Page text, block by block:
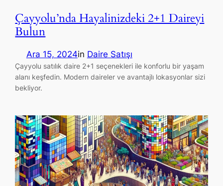
Çayyolu’nda Hayalinizdeki 2+1 Daireyi
Bulun
Ara 15, 2024in Daire Satışı
Çayyolu satılık daire 2+1 seçenekleri ile konforlu bir yaşam
alanı keşfedin. Modern daireler ve avantajlı lokasyonlar sizi
bekliyor.